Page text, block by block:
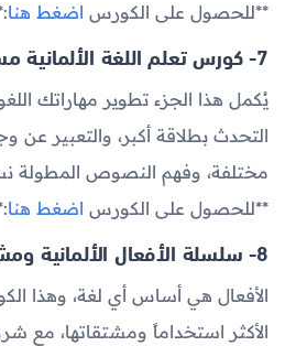
**للحصول على الكورس اضغط هنا
7- كورس تعلم اللغة الألمانية مستوى B1 – الجزء الثاني
يُكمل هذا الجزء تطوير مهاراتك
التحدث بطلاقة أكبر، والتعبير
مختلفة، وفهم النصوص المطولة
**للحصول على الكورس اضغط هنا
8- سلسلة الأفعال الألمانية ومشتقاتها
الأفعال هي أساس أي لغة، وهذا
الأكثر استخداماً ومشتقاتها، مع